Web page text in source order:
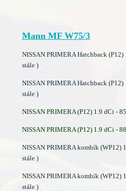
Mann MF W75/3
NISSAN PRIMERA Hatchback
stále )
NISSAN PRIMERA Hatchback
stále )
NISSAN PRIMERA (P12) 1.9 dCi -
NISSAN PRIMERA (P12) 1.9 dCi -
NISSAN PRIMERA kombík (WP12)
stále )
NISSAN PRIMERA kombík (WP12)
stále )